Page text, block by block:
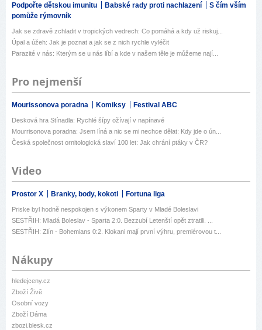
Podpořte dětskou imunitu Babské rady proti nachlazení
S čím vším
pomůže rýmovník
Jak se zdravě zchladit v tropických vedrech: Co pomáhá a kdy už riskuj...
Úpal a úžeh: Jak je poznat a jak se z nich rychle vyléčit
Parazité v nás: Kterým se u nás líbí a kde v našem těle je můžeme nají...
Pro nejmenší
Mourissonova poradna Komiksy Festival ABC
Desková hra Stínadla: Rychlé šípy ožívají v napínavé
Mourrisonova poradna: Jsem líná a nic se mi nechce dělat: Kdy jde o ún...
Česká společnost ornitologická slaví 100 let: Jak chrání ptáky v ČR?
Video
Prostor X Branky, body, kokoti Fortuna liga
Priske byl hodně nespokojen s výkonem Sparty v Mladé Boleslavi
SESTŘIH: Mladá Boleslav - Sparta 2:0. Bezzubí Letenští opět ztratili. ...
SESTŘIH: Zlín - Bohemians 0:2. Klokani mají první výhru, premiérovou t...
Nákupy
hledejceny.cz
Zboží Živě
Osobní vozy
Zboží Dáma
zbozi.blesk.cz